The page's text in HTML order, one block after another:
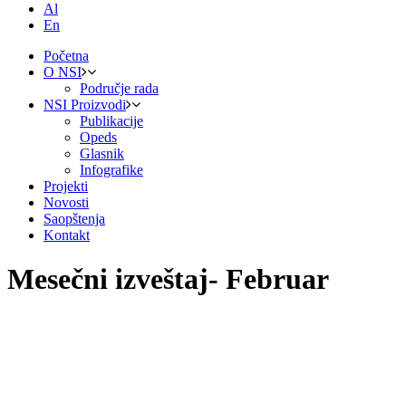
Al
En
Početna
O NSI
Područje rada
NSI Proizvodi
Publikacije
Opeds
Glasnik
Infografike
Projekti
Novosti
Saopštenja
Kontakt
Mesečni izveštaj- Februar